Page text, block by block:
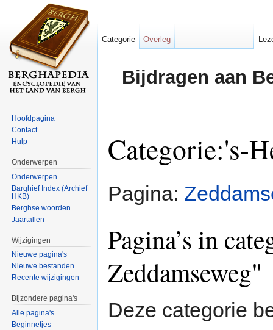
Bijdragen aan
Categorie:'s-
Pagina:
Pagina’s in
Zeddamseweg"
Deze categorie
Categorie Overleg
Hoofdpagina
Contact
Hulp
Onderwerpen
Onderwerpen
Barghief Index (Archief
HKB)
Berghse woorden
Jaartallen
Wijzigingen
Nieuwe pagina's
Nieuwe bestanden
Recente wijzigingen
Bijzondere pagina's
Alle pagina's
Beginnetjes